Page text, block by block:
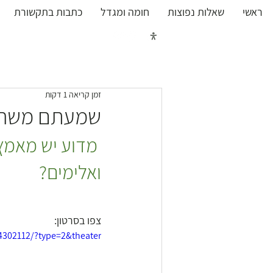
ראשי שאלות נפוצות חומה ומגדל כתבות בתקשורת
שמעתם משהו
זמן קריאה 1 דקות
מדוע יש
ואלימים?
צפו בסרטון:
?type=2&theater